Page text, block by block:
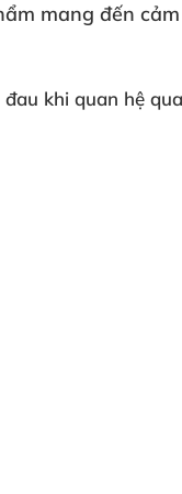
mang đến
đau khi quan hệ